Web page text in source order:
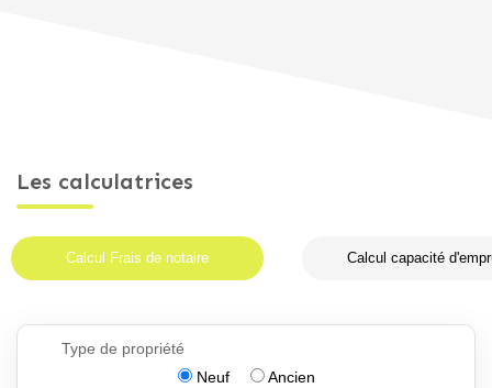
Les calculatrices
Calcul Frais de notaire Calcul capacité